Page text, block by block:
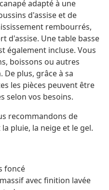
adapté à une
d'assise et de
rembourrés,
d'assise. Une table basse
également incluse. Vous
boissons ou autres
De plus, grâce à sa
les pièces peuvent être
selon vos besoins.
recommandons de
pluie, la neige et le gel.
foncé
avec finition lavée